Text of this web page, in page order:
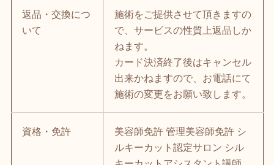
返品・交換につ
いて
施術をご提供させて頂きますの
で、サービスの性質上返品しか
ねます。
カード決済終了後はキャンセル
出来かねますので、お電話にて
施術の変更をお願い致します。
資格・免許
美容師免許 管理美容師免許 シ
ルキーカット認定サロン シル